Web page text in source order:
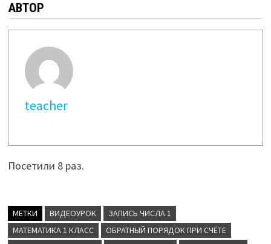
АВТОР
teacher
Посетили 8 раз.
МЕТКИ ВИДЕОУРОК
ЗАПИСЬ ЧИСЛА 1
МАТЕМАТИКА 1 КЛАСС
ОБРАТНЫЙ ПОРЯДОК ПРИ СЧЁТЕ